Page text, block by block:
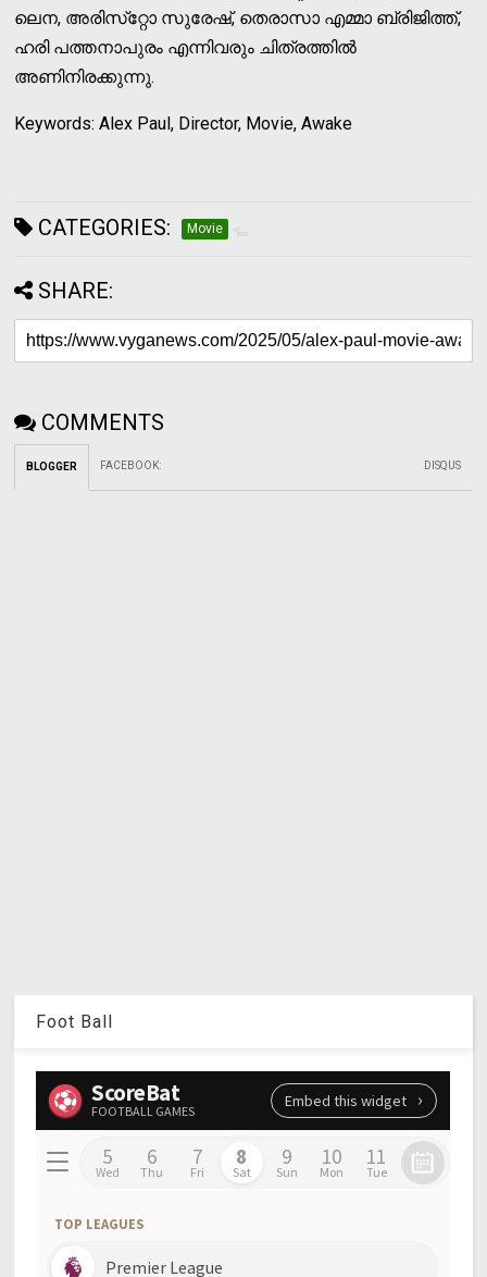
ലെന, അരിസ്‌റ്റോ സുരേഷ്, തെരാസാ എമ്മാ ബ്രിജിത്ത്,
ഹരി പത്തനാപുരം എന്നിവരും ചിത്രത്തില്‍
അണിനിരക്കുന്നു.
Keywords: Alex Paul, Director, Movie, Awake
CATEGORIES: Movie
SHARE:
COMMENTS
BLOGGER FACEBOOK: DISQUS
Foot Ball